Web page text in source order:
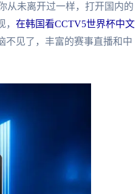
从未离开过一样，打开国内的
在韩国看CCTV5世界杯中文
不见了，丰富的赛事直播和中